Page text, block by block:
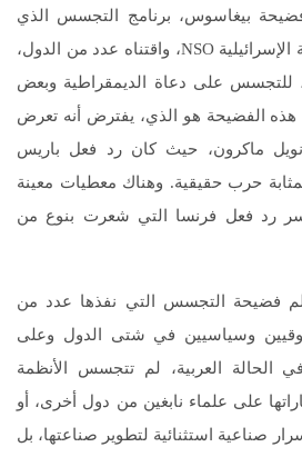
بيغاسوس، برنامج التجسس الذي
كانت تقوم بتصنيعه الشركة الإسرائيلية NSO، واقتناه عدد من الدول،
للتجسس على دعاة الديمقراطية وبعض
هذه الفضيحة هو الذي، يفترض أنه تعرض
ماكرون، حيث كان رد فعل باريس
بمثابة حرب حقيقية. وهناك معطيات معينة
رد فعل فرنسا التي شعرت بنوع من
فضيحة التجسس التي نفذها عدد من
وسياسيين في شتى الدول وعلى
في الحالة العربية، لم تتجسس الأنظمة
على علماء نابغين من دول أخرى، أو
صناعية استثنائية لتطوير صناعتها، بل